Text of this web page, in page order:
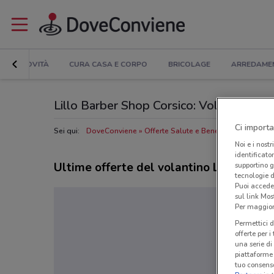
NOVITÀ CURA CASA E CORPO BRICOLAGE
Lillo Barber Shop Corsico: Volantino,
Sei qui: DoveConviene Offerte Salute e Benessere a Corsico
Ultime offerte del volantino Lillo
Ci
Noi e i nostri
supportino
tecnologie
Puoi
sul link
Per
Permettici
offerte per
una serie
piattaforme
tuo